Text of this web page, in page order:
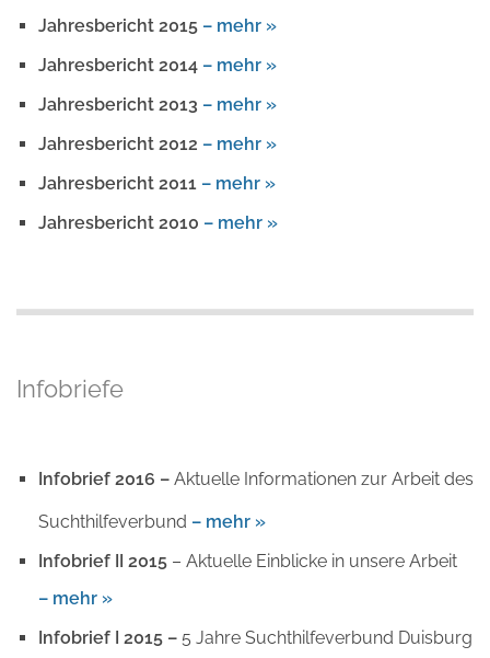
Jahresbericht 2015 – mehr »
Jahresbericht 2014 – mehr »
Jahresbericht 2013 – mehr »
Jahresbericht 2012 – mehr »
Jahresbericht 2011 – mehr »
Jahresbericht 2010 – mehr »
Infobriefe
Infobrief 2016 – Aktuelle Informationen zur Arbeit des
Suchthilfeverbund – mehr »
Infobrief II 2015 – Aktuelle Einblicke in unsere Arbeit
– mehr »
Infobrief I 2015 – 5 Jahre Suchthilfeverbund Duisburg